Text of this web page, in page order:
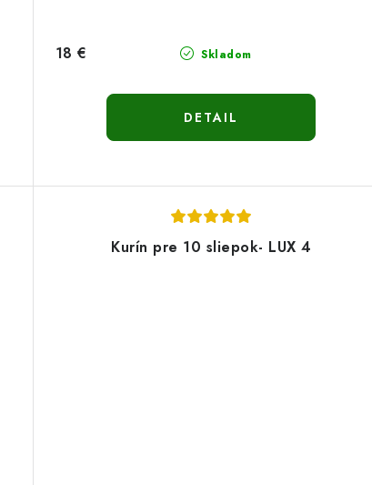
Skladom
18 €
DETAIL
Kurín pre 10 sliepok- LUX 4